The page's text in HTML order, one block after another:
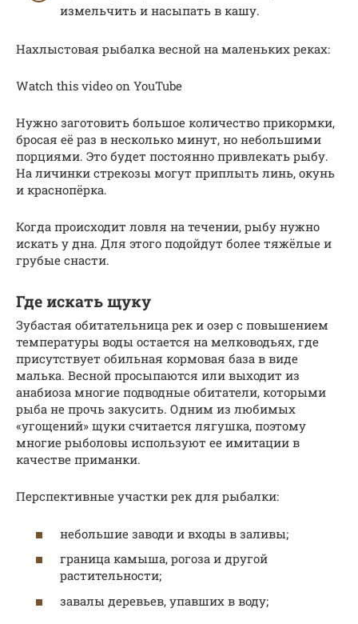
измельчить и насыпать в кашу.
Нахлыстовая рыбалка весной на маленьких реках:
Watch this video on YouTube
Нужно заготовить большое количество прикормки,
бросая её раз в несколько минут, но небольшими
порциями. Это будет постоянно привлекать рыбу.
На личинки стрекозы могут приплыть линь, окунь
и краснопёрка.
Когда происходит ловля на течении, рыбу нужно
искать у дна. Для этого подойдут более тяжёлые и
грубые снасти.
Где искать щуку
Зубастая обитательница рек и озер с повышением
температуры воды остается на мелководьях, где
присутствует обильная кормовая база в виде
малька. Весной просыпаются или выходит из
анабиоза многие подводные обитатели, которыми
рыба не прочь закусить. Одним из любимых
«угощений» щуки считается лягушка, поэтому
многие рыболовы используют ее имитации в
качестве приманки.
Перспективные участки рек для рыбалки:
небольшие заводи и входы в заливы;
граница камыша, рогоза и другой
растительности;
завалы деревьев, упавших в воду;